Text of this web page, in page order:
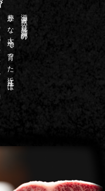
滋賀県・琵琶湖畔の
豊かな大地で育った近江牛は